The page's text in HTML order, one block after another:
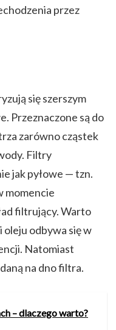
przez
się szerszym
Przeznaczone są do
zarówno cząstek
Filtry
jak pyłowe — tzn.
momencie
filtrujący. Warto
oleju odbywa się w
Natomiast
na dno filtra.
– dlaczego warto?